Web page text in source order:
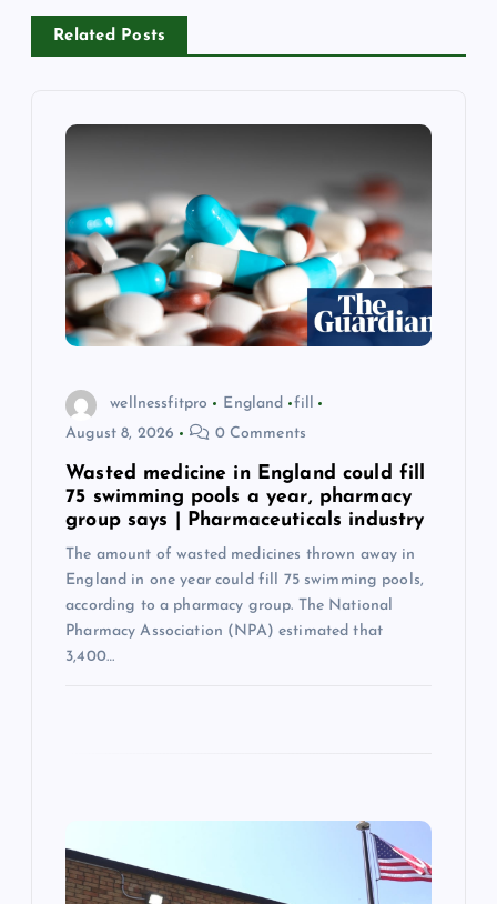
g
Related Posts
wellnessfitpro England
fill
August 8, 2026
0 Comments
Wasted medicine in England could fill
75 swimming pools a year, pharmacy
group says | Pharmaceuticals industry
The amount of wasted medicines thrown away in
England in one year could fill 75 swimming pools,
according to a pharmacy group. The National
Pharmacy Association (NPA) estimated that
3,400…